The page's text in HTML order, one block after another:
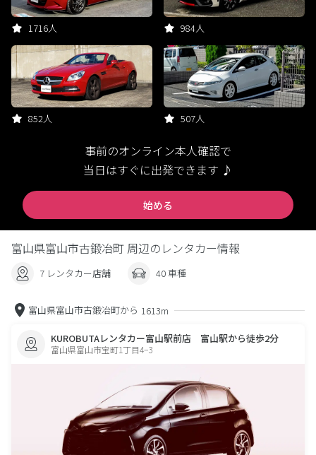
1716人 984人
852人 507人
事前のオンライン本人確認で
当日はすぐに出発できます ♪
始める
富山県富山市古鍛冶町 周辺のレンタカー情報
7 レンタカー店舗 40 車種
富山県富山市古鍛冶町から 1613m
KUROBUTAレンタカー富山駅前店 富山駅から徒歩2分
富山県富山市宝町1丁目4−3